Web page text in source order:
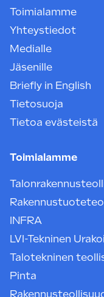
Toimialamme
Yhteystiedot
Medialle
Jäsenille
Briefly in English
Tietosuoja
Tietoa evästeistä
Toimialamme
INFRA
LVI-Tekninen
Talotekninen
Pinta